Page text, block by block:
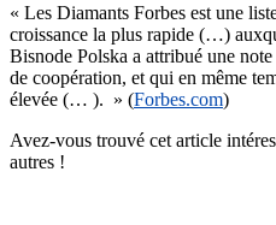
« Les Diamants Forbes est une
croissance la plus rapide (…)
Bisnode Polska a attribué une
de coopération, et qui en même
élevée (… ). » (Forbes.com)
Avez-vous trouvé cet article
autres !